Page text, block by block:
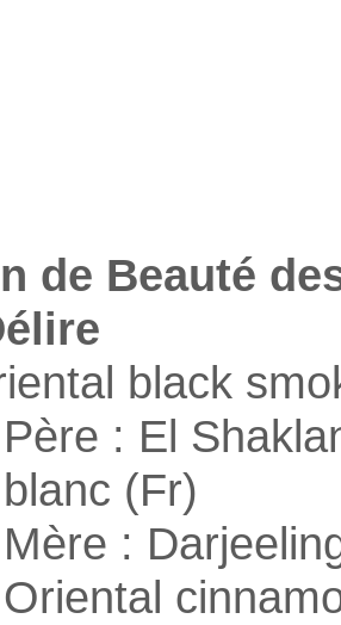
de Beauté
black
Père : El
blanc (Fr)
Mère :
Oriental